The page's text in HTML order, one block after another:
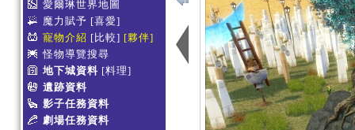
愛爾琳世界地圖
魔力賦予 [喜愛]
寵物介紹 [比較] [夥伴]
怪物導覽搜尋
地下城資料 [料理]
遺跡資料
影子任務資料
劇場任務資料